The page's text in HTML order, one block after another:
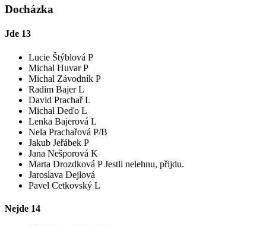
Docházka
Jde 13
Lucie Štýblová P
Michal Huvar P
Michal Závodník P
Radim Bajer L
David Prachař L
Michal Deďo L
Lenka Bajerová L
Nela Prachařová P/B
Jakub Jeřábek P
Jana Nešporová K
Marta Drozdková PJestli nelehnu, přijdu.
Jaroslava Dejlová
Pavel Cetkovský L
Nejde 14